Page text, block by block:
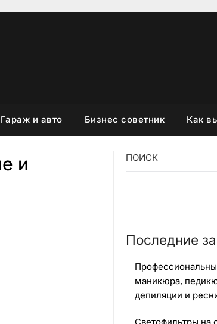
Гараж и авто Бизнес советник Как
и
ПОИСК
Последние
маникюра,
депиляции и